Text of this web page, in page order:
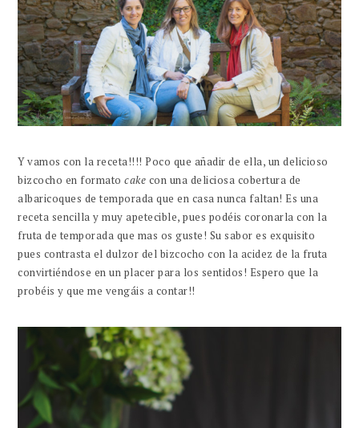
Y vamos con la receta!!!! Poco que añadir de ella, un delicioso
bizcocho en formatocake con una deliciosa cobertura de
albaricoques de temporada que en casa nunca faltan! Es una
receta sencilla y muy apetecible, pues podéis coronarla con la
fruta de temporada que mas os guste! Su sabor es exquisito
pues contrasta el dulzor del bizcocho con la acidez de la fruta
convirtiéndose en un placer para los sentidos! Espero que la
probéis y que me vengáis a contar!!